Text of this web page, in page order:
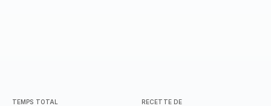
TEMPS TOTAL RECETTE DE